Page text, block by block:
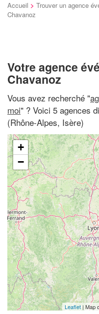
Accueil > Trouver un agence
Chavanoz
Votre agence
Chavanoz
Vous avez recherché "
moi" ? Voici 5 agences
(Rhône-Alpes, Isère)
+
−
Leaflet | Map